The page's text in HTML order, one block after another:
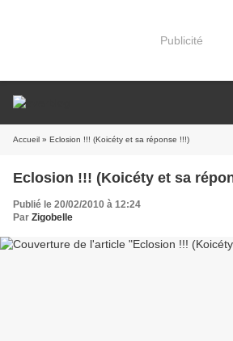
Publicité
Accueil » Eclosion !!! (Koicéty et sa réponse !!!)
Eclosion !!! (Koicéty et sa
Publié le 20/02/2010 à 12:24
Par Zigobelle